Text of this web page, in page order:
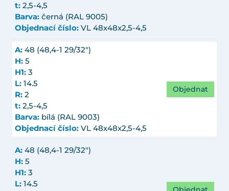
t: 2,5-4,5
Barva: černá (RAL 9005)
Objednací číslo: VL 48x48x2,5-4,5
A: 48 (48,4-1 29/32")
H: 5
H1: 3
L: 14.5
R: 2
t: 2,5-4,5
Barva: bílá (RAL 9003)
Objednací číslo: VL 48x48x2,5-4,5
Objednat
A: 48 (48,4-1 29/32")
H: 5
H1: 3
L: 14.5